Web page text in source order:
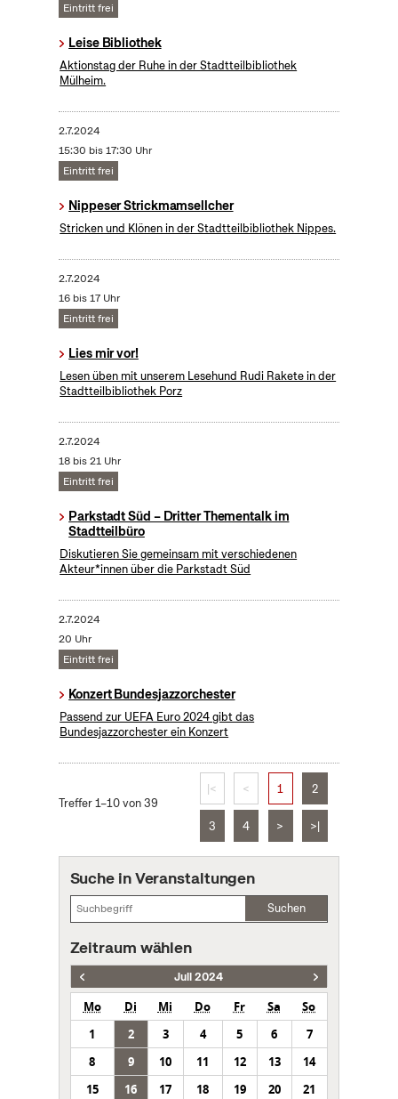
Eintritt frei
Leise Bibliothek
Aktionstag der Ruhe in der Stadtteilbibliothek
Mülheim.
2.7.2024
15:30 bis 17:30 Uhr
Eintritt frei
Nippeser Strickmamsellcher
Stricken und Klönen in der Stadtteilbibliothek Nippes.
2.7.2024
16 bis 17 Uhr
Eintritt frei
Lies mir vor!
Lesen üben mit unserem Lesehund Rudi Rakete in der
Stadtteilbibliothek Porz
2.7.2024
18 bis 21 Uhr
Eintritt frei
Parkstadt Süd – Dritter Thementalk im
Stadtteilbüro
Diskutieren Sie gemeinsam mit verschiedenen
Akteur*innen über die Parkstadt Süd
2.7.2024
20 Uhr
Eintritt frei
Konzert Bundesjazzorchester
Passend zur UEFA Euro 2024 gibt das
Bundesjazzorchester ein Konzert
Treffer 1–10 von 39
|< < 1 2
3 4 > >|
Suche in Veranstaltungen
Suchen
Zeitraum wählen
Juli 2024
Mo Di Mi Do Fr Sa
So
1
2 3 4 5 6
7
8
9 10 11 12 13
14
15
16 17 18 19 20
21